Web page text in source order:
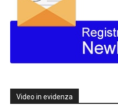
Video in evidenza